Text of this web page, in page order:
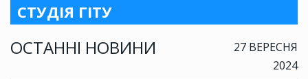
СТУДІЯ ГІТУ
ОСТАННІ НОВИНИ
27 ВЕРЕСНЯ
2024